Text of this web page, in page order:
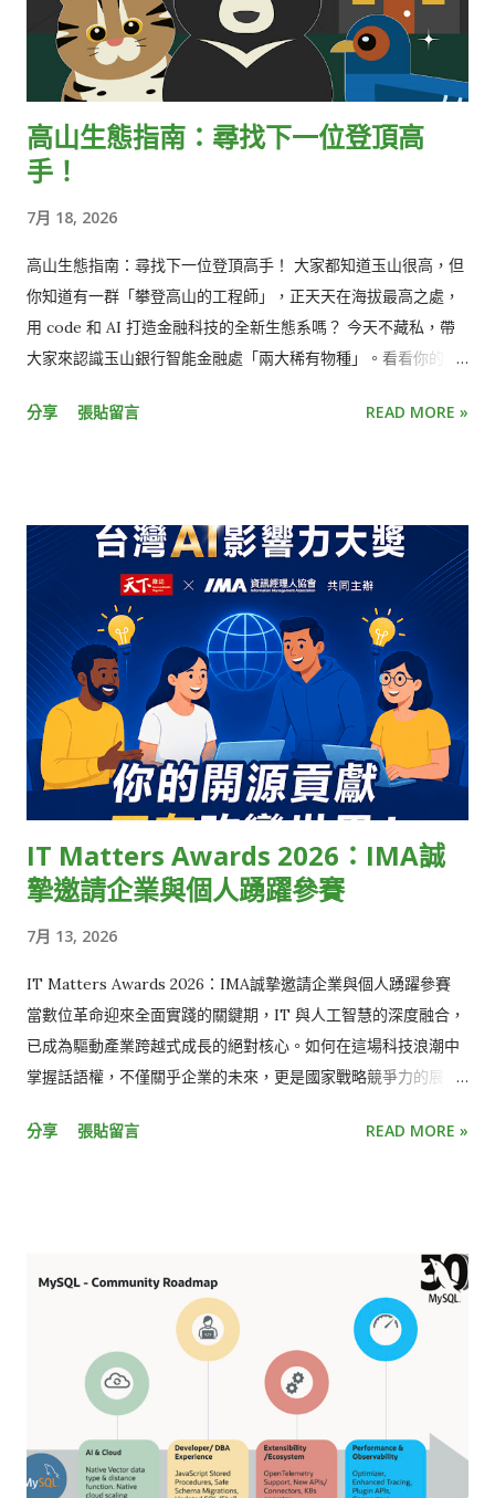
邊緣裝置上即時完成推論，是截然不同的工程。模型量化與壓
縮、吞吐與延遲的取捨、影像串流的接取與解碼、程序記憶體的
配置與壓縮，每一項優化都至關重要。 挑戰三：把上百萬筆事
件，變成可靠的每日報表 破千家門市每天產生上百萬筆事件，記
錄每一台車的進場、排隊、取餐、離場。要將它們即時轉化為上
千份準確的報表，需處理高吞吐的事件接取、亂序與遲到事件的
系統，要每天都準確運作、穩定運行 上千台物聯網電腦與攝影機
遍佈全美各地。硬體故障、網路中斷、攝影機失焦或視角偏移都
會發生，要在規模下維持準確率與妥善率，可觀測性至關重要：
逐店、逐裝置追蹤系統健康狀態，主動偵測並自動處置異常，是
需要長期投入的系統工程。 關於我們 Berry AI 於 2019 年自上市
上的支持。2022 年在美國啟動試營運，2025 年簽訂炸雞連鎖
年營收首度突破億元、年增近兩倍...
高山生態指南：尋找下一位登頂高
手！
7月 18, 2026
高山生態指南：尋找下一位登頂高手！ 大家都知道玉山很高，但
你知道有一群「攀登高山的工程師」，正天天在海拔最高之處，
用 code 和 AI 打造金融科技的全新生態系嗎？ 今天不藏私，帶
大家來認識玉山銀行智能金融處「兩大稀有物種」。看看你的
【智能應用中心】 生態習性： 擅長將 AI 願景化為現實，用 GAI
AI 專案經理 (PM)： 具備將複雜 AI 願景轉化為清晰里程碑的超
能力，熱衷跨部門協調、推進專案順利落地。 機器學習 / AI 工
程師： 看到金融大數據就眼睛發亮、能建立精確預測模型，且對
「地端遷雲端」的架構挑戰躍躍欲試的破風手。 🐱物種二：【智
能系統中心】 生態習性： 智金高山的最強後盾。專注於 ML 架
構設計與平台建置，全面掌握 CI/CD、Data ETL 與自動化監
控。主要技能： K8S, ArgoCD, Airflow, PostgreSQL, MinIO,
EFK, MLflow, Cloud (GCP/AWS/Azure) 等尖端工具。 🔍 正在
尋覓的稀有夥伴： 熱血代碼狂客： 熱愛寫程式、對新工具與新觀
念有強烈飢餓感。 人形 Linter： 對 Code 有極度潔癖，開發過
程不寫測試會渾身不對勁。 自動化推崇者： 對系統穩定有使命
感，「絕不用生命監控系統」，專門用自動化程式碼消滅重複的
就感更滿。如果你也對金融科技充滿熱情，不想只當個旁觀者，
現在就收拾你的裝備，加入我們的攀登隊伍吧！ 👇 點擊連結，遞
出你的登山申請書 👇
https://recruit.esunbank.com.tw/Recruit/EliteDetail?
eliteItemID=39
分享 張貼留言 READ MORE »
IT Matters Awards 2026：IMA誠
摯邀請企業與個人踴躍參賽
7月 13, 2026
IT Matters Awards 2026：IMA誠摯邀請企業與個人踴躍參賽
當數位革命迎來全面實踐的關鍵期，IT 與人工智慧的深度融合，
已成為驅動產業跨越式成長的絕對核心。如何在這場科技浪潮中
掌握話語權，不僅關乎企業的未來，更是國家戰略競爭力的展
發起【IT Matters Awards】，首創以「IT人才友善職場」為核
屆，並與《天下雜誌》「未來城市@天下」共同舉辦，持續發掘
引領變革的指標典範。我們延續初衷，強調「IT的力量
Matters」，期盼透過徵件與評選，發掘正改變台灣未來的 IT 動
能。 「TAIWAN 一詞中，有 IT，也有 AI。沒有 IT 和 AI，就無
法拼成 TAIWAN。」 —— 行政院 卓榮泰 院長 🏆【獎項類別一
覽】 2026 年獎項共設五大類別，涵蓋企業、專案、產品與個人
層面。除了延續對人才培育與環境永續的重視，更針對技術落地
的演進，將去年的評選全面升級重組。期盼透過這五大全新定位
分享 張貼留言 READ MORE »